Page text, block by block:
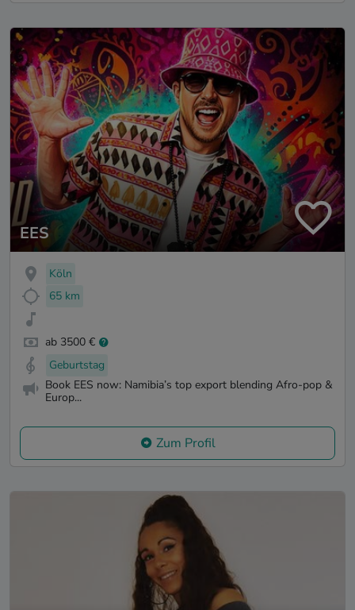
EES
Köln
65 km
ab 3500 €
Geburtstag
Book EES now: Namibia’s top export blending Afro-pop &
Europ...
Zum Profil